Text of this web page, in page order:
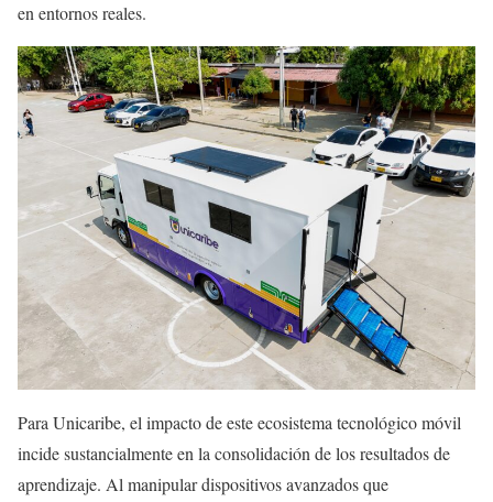
en entornos reales.
Para Unicaribe, el impacto de este ecosistema tecnológico móvil
incide sustancialmente en la consolidación de los resultados de
aprendizaje. Al manipular dispositivos avanzados que